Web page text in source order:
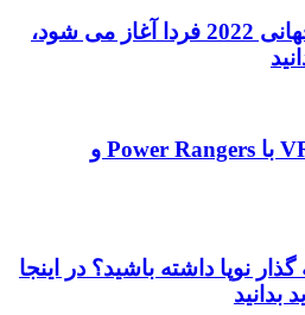
طوفان قهرمانان جهانی 2022 فردا آغاز می شود،
استفاده از قدرت VR با Power Rangers و
نوپا داشته باشید؟ در اینجا
بدانید